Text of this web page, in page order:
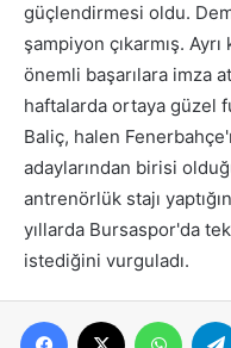
güçlendirmesi oldu.
şampiyon çıkarmış.
önemli başarılara imza
haftalarda ortaya güzel
Baliç, halen
adaylarından birisi
antrenörlük stajı
yıllarda Bursaspor'da
istediğini vurguladı.
Facebook